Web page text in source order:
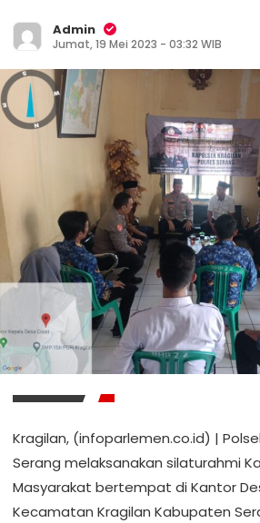
Admin
Jumat, 19 Mei 2023 - 03:32 WIB
Kragilan, (infoparlemen.co.id) |
Serang melaksanakan silaturahmi
Masyarakat bertempat di Kantor
Kecamatan Kragilan Kabupaten